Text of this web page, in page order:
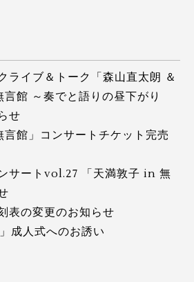
ライブ＆トーク「森山直太朗 ＆
館 ～奏でと語りの昼下がり
せ
言館」コンサートチケット完売
サートvol.27 「天満敦子 in 無
表の変更のお知らせ
成人式へのお誘い